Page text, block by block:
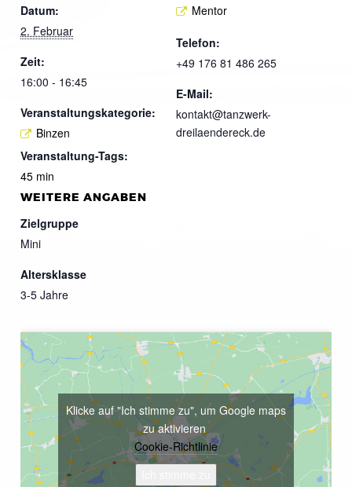
Datum:
2. Februar
Zeit:
16:00 - 16:45
Veranstaltungskategorie:
Binzen
Veranstaltung-Tags:
45 min
Mentor
Telefon:
+49 176 81 486 265
E-Mail:
kontakt@tanzwerk-
dreilaendereck.de
WEITERE ANGABEN
Zielgruppe
Mini
Altersklasse
3-5 Jahre
Klicke auf "Ich stimme zu", um Google maps
zu aktivieren
Cookie-Richtlinie